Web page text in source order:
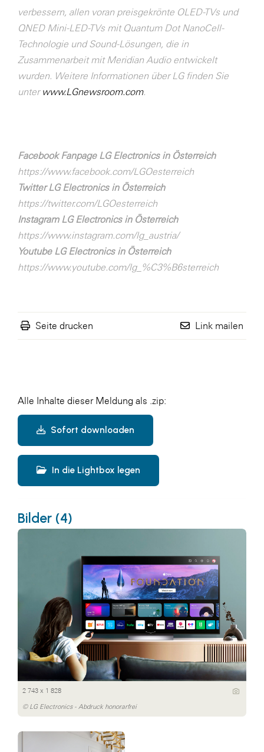
verbessern, allen voran preisgekrönte OLED-TVs und
QNED Mini-LED-TVs mit Quantum Dot NanoCell-
Technologie und Sound-Lösungen, die in
Zusammenarbeit mit Meridian Audio entwickelt
wurden. Weitere Informationen über LG finden Sie
unter www.LGnewsroom.com.
Facebook Fanpage LG Electronics in Österreich
https://www.facebook.com/LGOesterreich
Twitter LG Electronics in Österreich
https://twitter.com/LGOesterreich
Instagram LG Electronics in Österreich
https://www.instagram.com/lg_austria/
Youtube LG Electronics in Österreich
https://www.youtube.com/lg_%C3%B6sterreich
Seite drucken Link mailen
Alle Inhalte dieser Meldung als .zip:
Sofort downloaden
In die Lightbox legen
Bilder (4)
2 743 x 1 828
© LG Electronics - Abdruck honorarfrei